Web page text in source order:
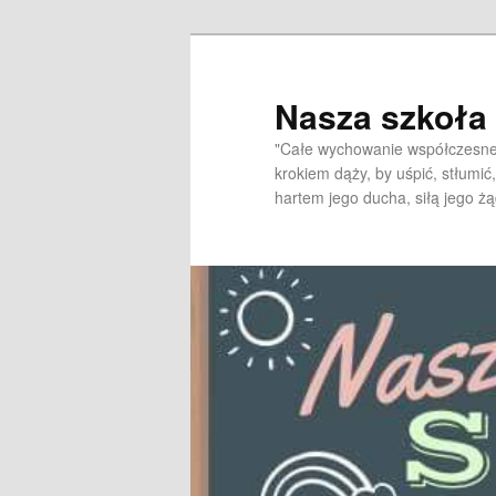
Nasza
"Całe wychowanie
krokiem dąży, by uśpić,
hartem jego ducha, siłą jego